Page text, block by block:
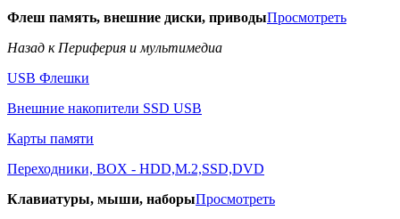
Флеш память, внешние диски, приводыПросмотреть
Назад к Периферия и мультимедиа
USB Флешки
Внешние накопители SSD USB
Карты памяти
Переходники, BOX - HDD,M.2,SSD,DVD
Клавиатуры, мыши, наборыПросмотреть